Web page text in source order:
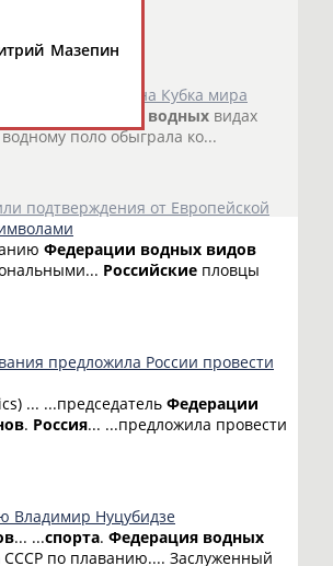
второго дивизиона Кубка мира
водных видах
поло обыграла ко...
подтверждения от Европейской
Федерации водных видов
Российские пловцы
предложила России провести
... ...председатель Федерации
. Россия... ...предложила провести
Владимир Нуцубидзе
... ...спорта. Федерация водных
СССР по плаванию.... Заслуженный
Мазепин